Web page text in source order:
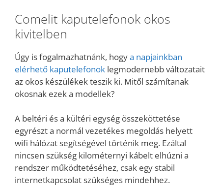
Comelit kaputelefonok okos
kivitelben
Úgy is fogalmazhatnánk, hogya napjainkban
elérhető kaputelefonok legmodernebb változatait
az okos készülékek teszik ki. Mitől számítanak
okosnak ezek a modellek?
A beltéri és a kültéri egység összeköttetése
egyrészt a normál vezetékes megoldás helyett
wifi hálózat segítségével történik meg. Ezáltal
nincsen szükség kilométernyi kábelt elhúzni a
rendszer működtetéséhez, csak egy stabil
internetkapcsolat szükséges mindehhez.